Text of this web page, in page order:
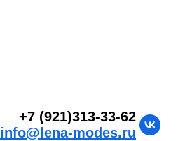
+7 (921)313-33-62
info@lena-modes.ru